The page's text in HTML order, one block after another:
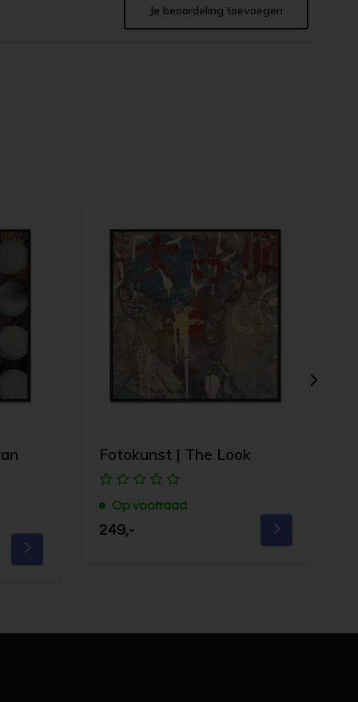
Je beoordeling toevoegen
Fotokunst | The Look
Op voorraad
249,-